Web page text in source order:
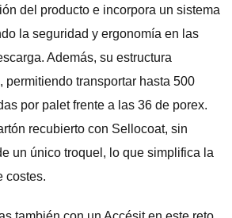
del producto e incorpora un sistema
la seguridad y ergonomía en las
Además, su estructura
permitiendo transportar hasta 500
por palet frente a las 36 de porex.
recubierto con Sellocoat, sin
un único troquel, lo que simplifica la
costes.